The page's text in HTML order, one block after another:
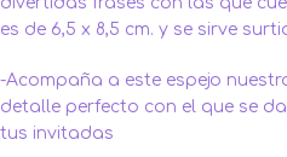
es de 6,5 x 8,5 cm. y se sirve
-Acompaña a este espejo
detalle perfecto con el que se
tus invitadas